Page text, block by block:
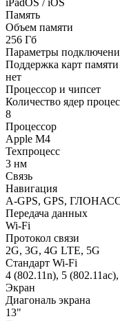
Память
Объем памяти
256 Гб
Параметры
Поддержка карт памяти
нет
Процессор и чипсет
Количество ядер
8
Процессор
Apple M4
Техпроцесс
3 нм
Связь
Навигация
A-GPS, GPS,
Передача данных
Wi-Fi
Протокол связи
2G, 3G, 4G LTE, 5G
Стандарт Wi-Fi
4 (802.11n), 5
Экран
Диагональ экрана
13"